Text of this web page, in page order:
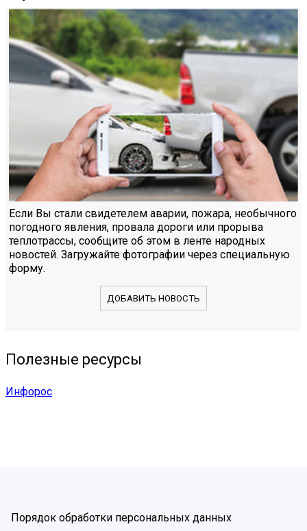
Если Вы стали свидетелем аварии, пожара, необычного
погодного явления, провала дороги или прорыва
теплотрассы, сообщите об этом в ленте народных
новостей. Загружайте фотографии через специальную
форму.
ДОБАВИТЬ НОВОСТЬ
Полезные ресурсы
Инфорос
Порядок обработки персональных данных